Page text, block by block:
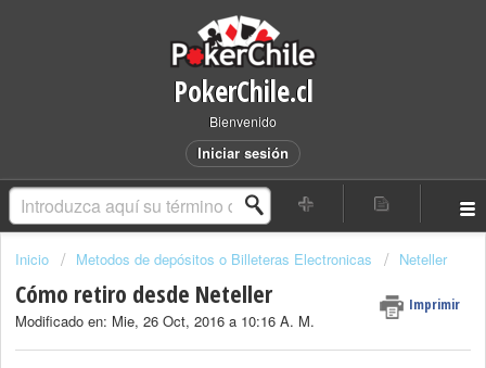
PokerChile.cl
Bienvenido
Iniciar sesión
Inicio Metodos de depósitos o Billeteras Electronicas Neteller
Cómo retiro desde Neteller Imprimir
Modificado en: Mie, 26 Oct, 2016 a 10:16 A. M.